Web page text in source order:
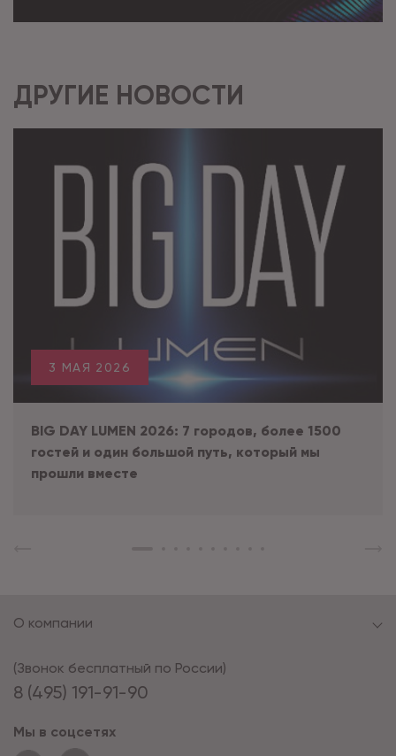
ДРУГИЕ НОВОСТИ
3 МАЯ 2026
BIG DAY LUMEN 2026: 7 городов, более 1500
гостей и один большой путь, который мы
прошли вместе
8 (495) 191-91-90
(Звонок бесплатный по России)
Мы в соцсетях
О компании